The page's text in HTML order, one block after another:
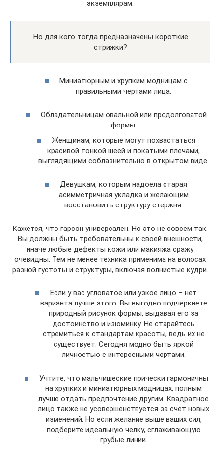
экземплярам.
Но для кого тогда предназначены короткие
стрижки?
Миниатюрным и хрупким модницам с
правильными чертами лица.
Обладательницам овальной или продолговатой
формы.
Женщинам, которые могут похвастаться
красивой тонкой шеей и покатыми плечами,
выглядящими соблазнительно в открытом виде.
Девушкам, которым надоела старая
асимметричная укладка и желающим
восстановить структуру стержня.
Кажется, что гарсон универсален. Но это не совсем так.
Вы должны быть требовательны к своей внешности,
иначе любые дефекты кожи или макияжа сражу
очевидны. Тем не менее техника применима на волосах
разной густоты и структуры, включая волнистые кудри.
Если у вас угловатое или узкое лицо – нет
варианта лучше этого. Вы выгодно подчеркнете
природный рисунок формы, выдавая его за
достоинство и изюминку. Не старайтесь
стремиться к стандартам красоты, ведь их не
существует. Сегодня модно быть яркой
личностью с интересными чертами.
Учтите, что мальчишеские прически гармоничны
на хрупких и миниатюрных модницах, полным
лучше отдать предпочтение другим. Квадратное
лицо также не усовершенствуется за счет новых
изменений. Но если желание выше ваших сил,
подберите идеальную челку, сглаживающую
грубые линии.